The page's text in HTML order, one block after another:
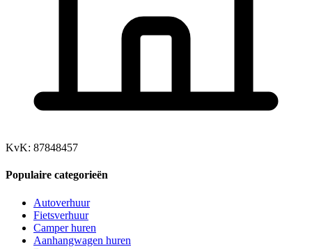
KvK: 87848457
Populaire categorieën
Autoverhuur
Fietsverhuur
Camper huren
Aanhangwagen huren